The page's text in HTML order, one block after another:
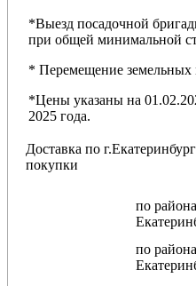
*Выезд посадочной
при общей минимальной
* Перемещение земельных
*Цены указаны на
2025 года.
Доставка по
покупки
по
по